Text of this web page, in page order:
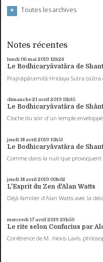
Toutes les archives
Notes récentes
lundi 06mai 2019 12h24
Le Bodhicaryâvatâra de
Prajnâpâramitâ Hridaya Sutra (sûtra
dimanche 21 avril 2019 11h35
Le Bodhicaryâvatâra de
Cloche du soir d'un temple
jeudi 18 avril 2019 10h51
Le Bodhicaryâvatâra de
Comme dans la nuit que provoquent
jeudi 18 avril 2019 00h02
L'Esprit du Zen d'Alan Watts
Déjà familier d’Alan Watts avec la
mercredi 17 avril 2019 23h50
Le rite selon Confucius par
Conférence de M. Alexis Lavis,